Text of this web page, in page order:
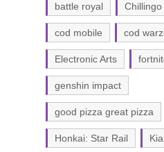
battle royal Chillingo
cod mobile cod
Electronic Arts
genshin impact
good pizza great pizza
Honkai: Star Rail